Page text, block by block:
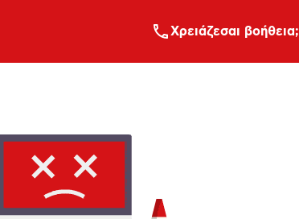
Xρειάζεσαι βοήθεια;